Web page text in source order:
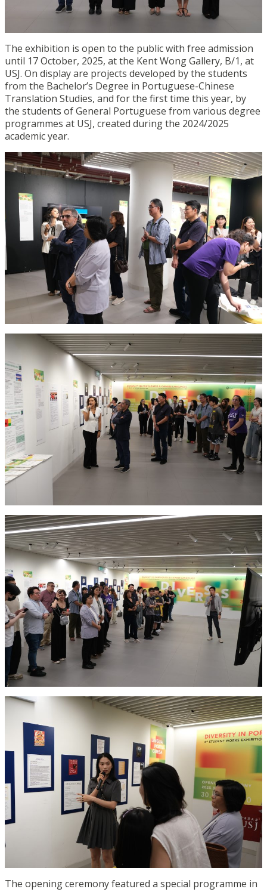
The exhibition is open to the public with free admission
until 17 October, 2025, at the Kent Wong Gallery, B/1, at
USJ. On display are projects developed by the students
from the Bachelor’s Degree in Portuguese-Chinese
Translation Studies, and for the first time this year, by
the students of General Portuguese from various degree
programmes at USJ, created during the 2024/2025
academic year.
The opening ceremony featured a special programme in